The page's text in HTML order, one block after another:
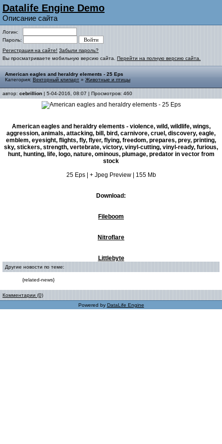
Datalife Engine Demo
Описание сайта
Логин:
Пароль:
Регистрация на сайте! Забыли пароль?
Вы просматриваете мобильную версию сайта. Перейти на полную версию сайта.
American eagles and heraldry elements - 25 Eps
Категория: Векторный клипарт » Животные и птицы
автор: cebrillion | 5-04-2016, 08:07 | Просмотров: 460
American eagles and heraldry elements - violence, wild, wildlife, wings,
aggression, animals, attacking, bill, bird, carnivore, cruel, discovery, eagle,
emblem, eyesight, flights, fly, flyer, flying, freedom, prepares, prey, printing,
sky, stickers, strength, vertebrate, victory, vinyl-cutting, vinyl-ready, furious,
hunt, hunting, life, logo, nature, ominous, plumage, predator in vector from
stock
25 Eps | + Jpeg Preview | 155 Mb
Download:
Fileboom
Nitroflare
Littlebyte
Другие новости по теме:
{related-news}
Комментарии (0)
Powered by DataLife Engine